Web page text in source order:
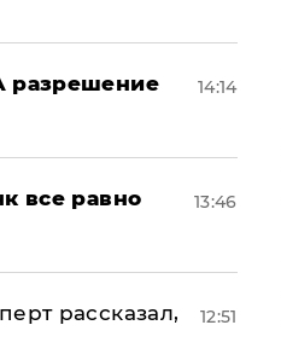
разрешение
14:14
все равно
13:46
рассказал,
12:51